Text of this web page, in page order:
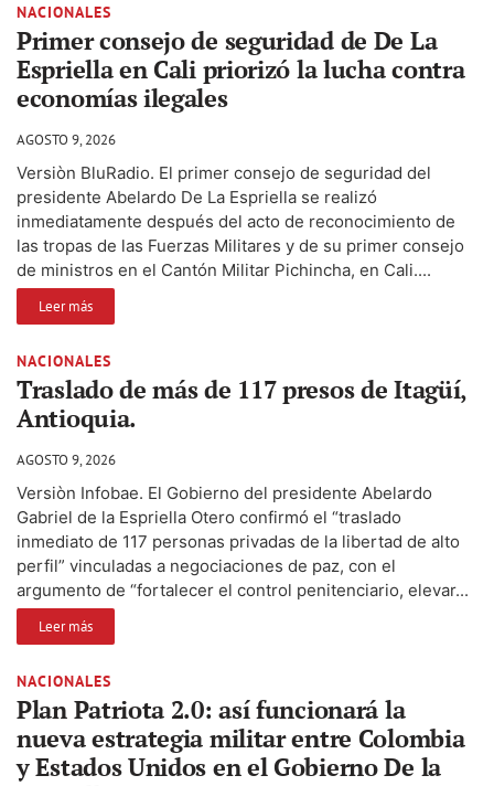
NACIONALES
Primer consejo de seguridad de De La
Espriella en Cali priorizó la lucha contra
economías ilegales
AGOSTO 9, 2026
Versiòn BluRadio. El primer consejo de seguridad del
presidente Abelardo De La Espriella se realizó
inmediatamente después del acto de reconocimiento de
las tropas de las Fuerzas Militares y de su primer consejo
de ministros en el Cantón Militar Pichincha, en Cali....
Leer más
NACIONALES
Traslado de más de 117 presos de Itagüí,
Antioquia.
AGOSTO 9, 2026
Versiòn Infobae. El Gobierno del presidente Abelardo
Gabriel de la Espriella Otero confirmó el “traslado
inmediato de 117 personas privadas de la libertad de alto
perfil” vinculadas a negociaciones de paz, con el
argumento de “fortalecer el control penitenciario, elevar...
Leer más
NACIONALES
Plan Patriota 2.0: así funcionará la
nueva estrategia militar entre Colombia
y Estados Unidos en el Gobierno De la